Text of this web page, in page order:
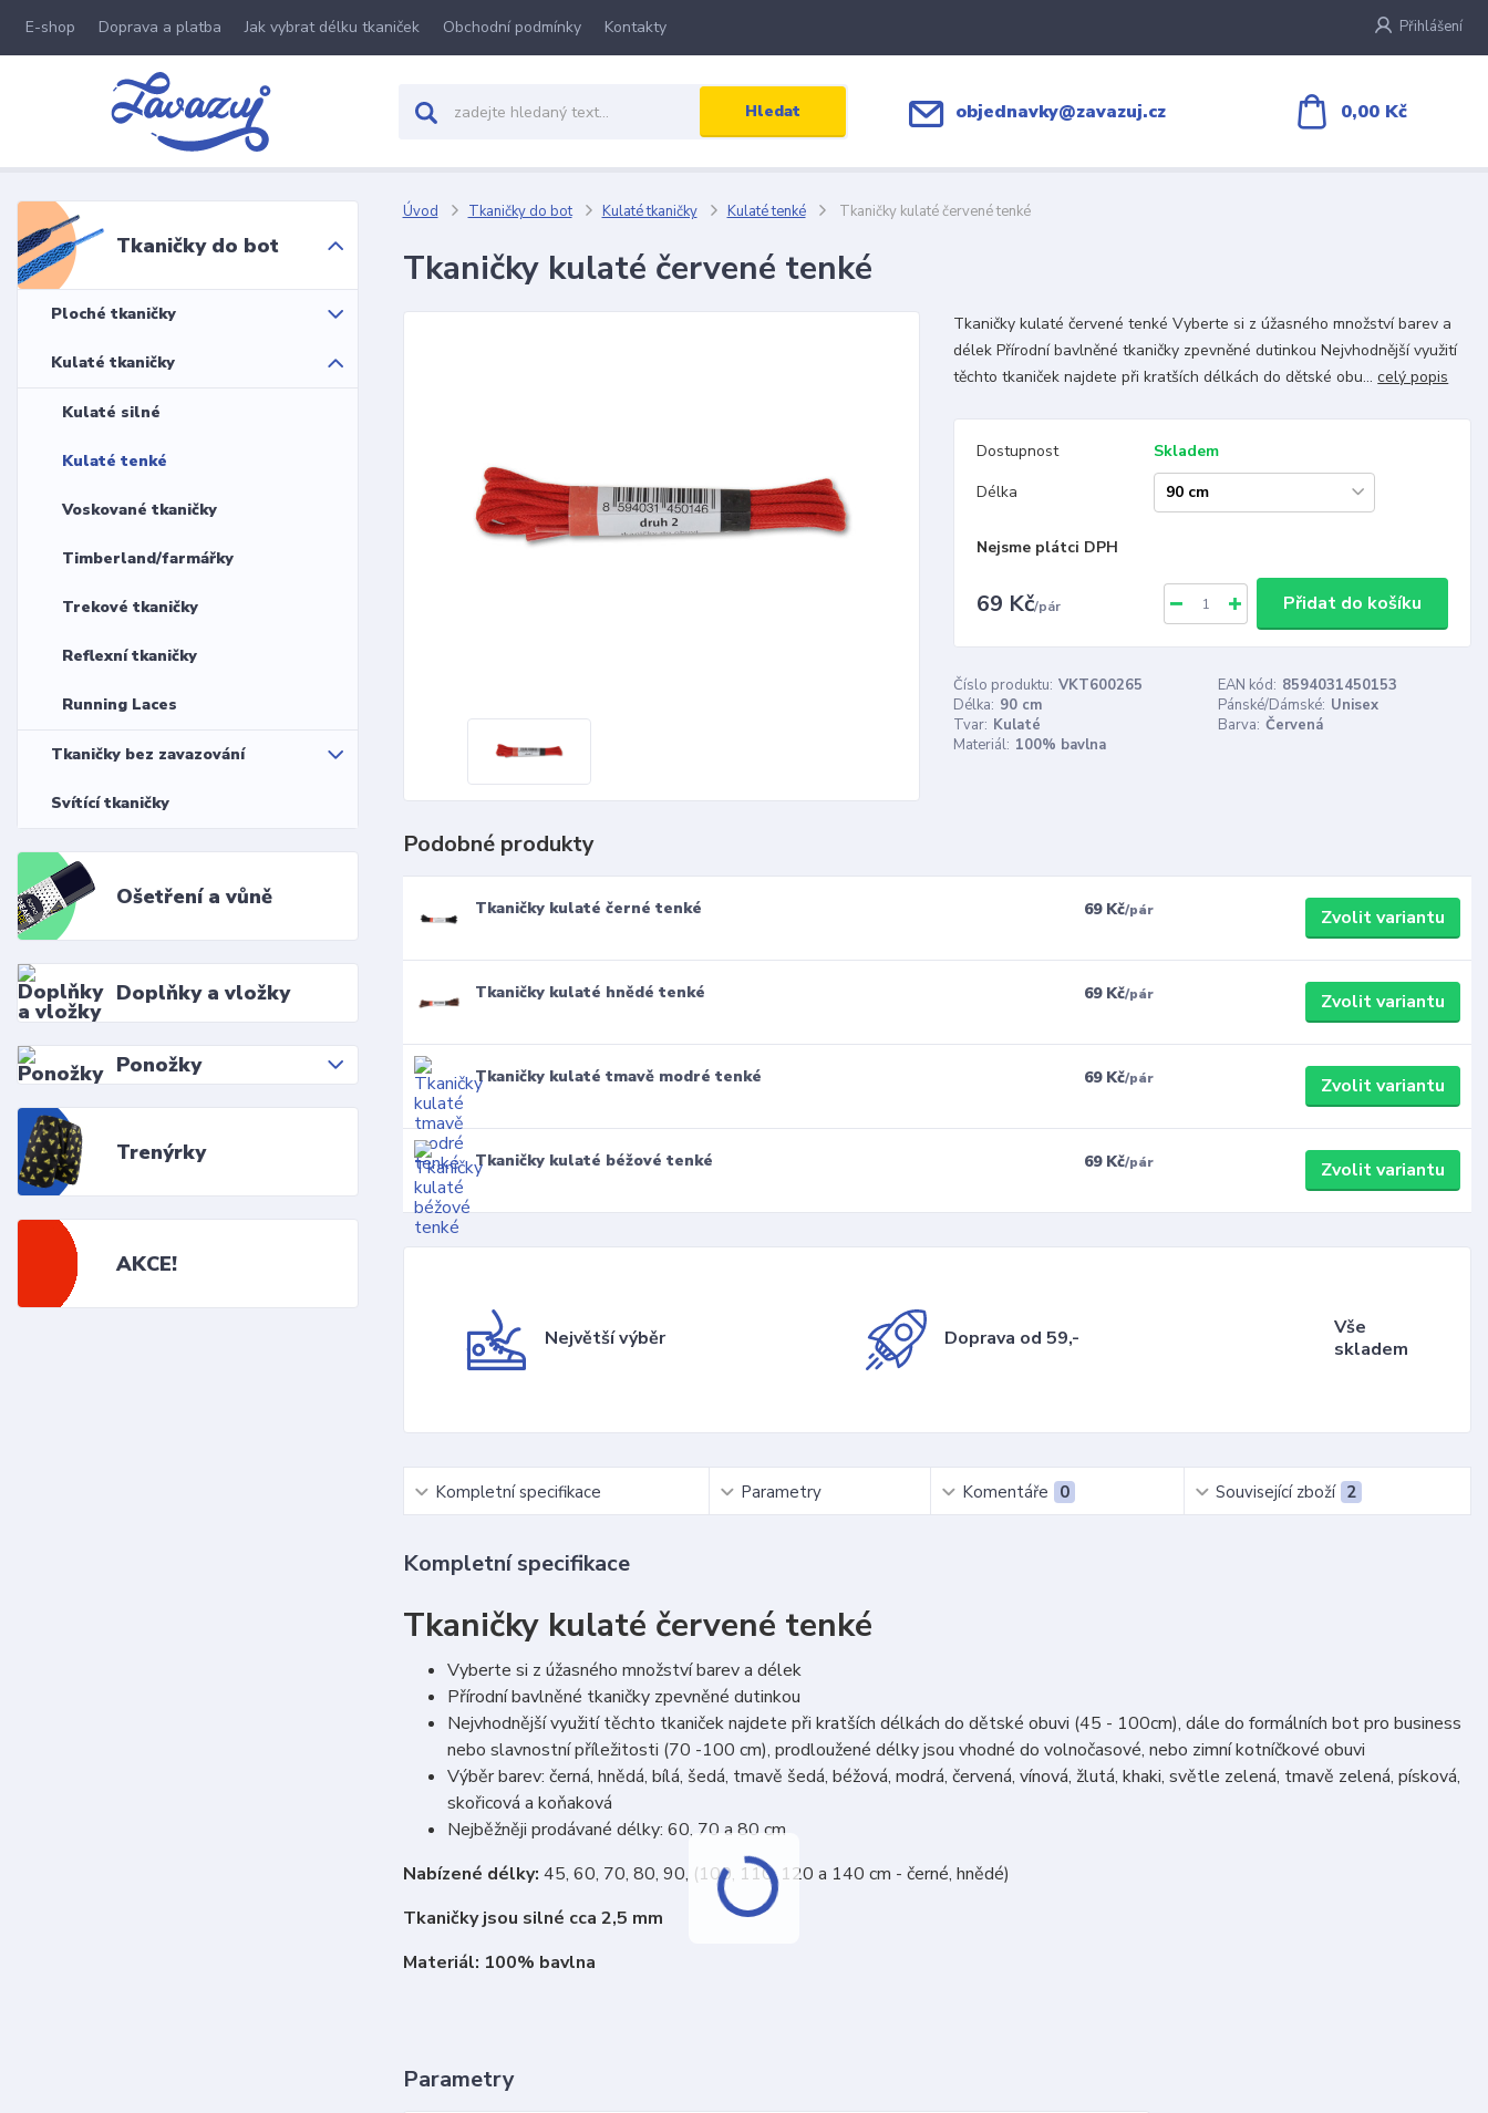
E-shop Doprava a platba Jak vybrat délku tkaniček Obchodní podmínky Kontakty Přihlášení
Hledat objednavky@zavazuj.cz 0,00 Kč
Tkaničky do bot
Ploché tkaničky
Kulaté tkaničky
Kulaté silné
Kulaté tenké
Voskované tkaničky
Timberland/farmářky
Trekové tkaničky
Reflexní tkaničky
Running Laces
Tkaničky bez zavazování
Svítící tkaničky
Ošetření a vůně
Doplňky a vložky
Ponožky
Trenýrky
AKCE!
Úvod Tkaničky do bot Kulaté tkaničky Kulaté tenké Tkaničky kulaté červené tenké
Tkaničky kulaté červené tenké
Tkaničky kulaté červené tenké Vyberte si z úžasného množství barev a
délek Přírodní bavlněné tkaničky zpevněné dutinkou Nejvhodnější využití
těchto tkaniček najdete při kratších délkách do dětské obu...celý popis
Dostupnost
Skladem
Délka
Nejsme plátci DPH
69 Kč/pár Přidat do košíku
Číslo produktu: VKT600265 EAN kód: 8594031450153
Délka: 90 cm Pánské/Dámské: Unisex
Tvar: Kulaté Barva: Červená
Materiál: 100% bavlna
Podobné produkty
Tkaničky kulaté černé tenké 69 Kč/pár Zvolit variantu
Tkaničky kulaté hnědé tenké 69 Kč/pár Zvolit variantu
Tkaničky kulaté tmavě modré tenké 69 Kč/pár Zvolit variantu
Tkaničky kulaté béžové tenké 69 Kč/pár Zvolit variantu
Největší výběr Doprava od 59,-
Vše
skladem
Kompletní specifikace Parametry Komentáře 0 Související zboží 2
Kompletní specifikace
Tkaničky kulaté červené tenké
Vyberte si z úžasného množství barev a délek
Přírodní bavlněné tkaničky zpevněné dutinkou
Nejvhodnější využití těchto tkaniček najdete při kratších délkách do dětské obuvi (45 - 100cm), dále do formálních bot pro business
nebo slavnostní příležitosti (70 -100 cm), prodloužené délky jsou vhodné do volnočasové, nebo zimní kotníčkové obuvi
Výběr barev: černá, hnědá, bílá, šedá, tmavě šedá, béžová, modrá, červená, vínová, žlutá, khaki, světle zelená, tmavě zelená, písková,
skořicová a koňaková
Nejběžněji prodávané délky: 60, 70 a 80 cm
Nabízené délky: 45, 60, 70, 80, 90, (100, 110, 120 a 140 cm - černé, hnědé)
Tkaničky jsou silné cca 2,5 mm
Materiál: 100% bavlna
Parametry